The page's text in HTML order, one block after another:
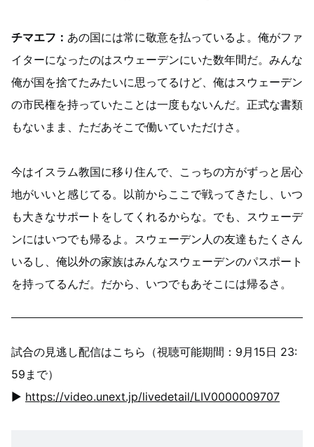
チマエフ： あの国には常に敬意を払っているよ。俺がファ
イターになったのはスウェーデンにいた数年間だ。みんな
俺が国を捨てたみたいに思ってるけど、俺はスウェーデン
の市民権を持っていたことは一度もないんだ。正式な書類
もないまま、ただあそこで働いていただけさ。
今はイスラム教国に移り住んで、こっちの方がずっと居心
地がいいと感じてる。以前からここで戦ってきたし、いつ
も大きなサポートをしてくれるからな。でも、スウェーデ
ンにはいつでも帰るよ。スウェーデン人の友達もたくさん
いるし、俺以外の家族はみんなスウェーデンのパスポート
を持ってるんだ。だから、いつでもあそこには帰るさ。
試合の見逃し配信はこちら（視聴可能期間：9月15日 23:
59まで）
▶ https://video.unext.jp/livedetail/LIV0000009707